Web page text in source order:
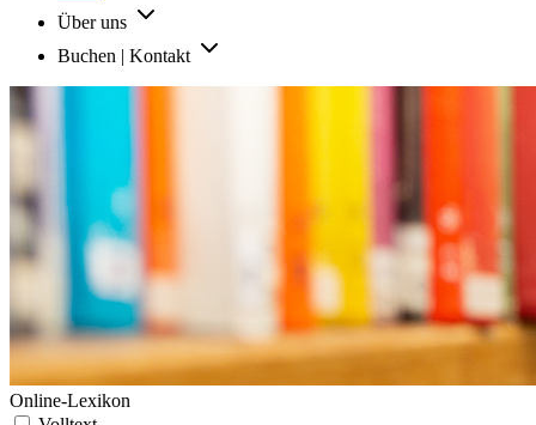
Über uns
Buchen | Kontakt
Online-Lexikon